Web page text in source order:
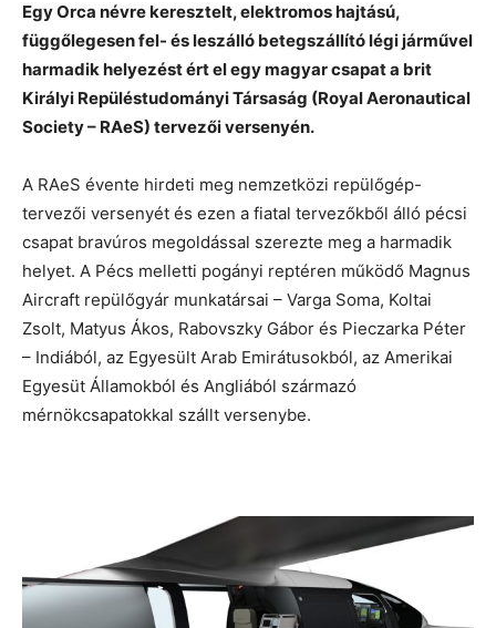
Egy Orca névre keresztelt, elektromos hajtású,
függőlegesen fel- és leszálló betegszállító légi járművel
harmadik helyezést ért el egy magyar csapat a brit
Királyi Repüléstudományi Társaság (Royal Aeronautical
Society – RAeS) tervezői versenyén.
A RAeS évente hirdeti meg nemzetközi repülőgép-
tervezői versenyét és ezen a fiatal tervezőkből álló pécsi
csapat bravúros megoldással szerezte meg a harmadik
helyet. A Pécs melletti pogányi reptéren működő Magnus
Aircraft repülőgyár munkatársai – Varga Soma, Koltai
Zsolt, Matyus Ákos, Rabovszky Gábor és Pieczarka Péter
– Indiából, az Egyesült Arab Emirátusokból, az Amerikai
Egyesüt Államokból és Angliából származó
mérnökcsapatokkal szállt versenybe.